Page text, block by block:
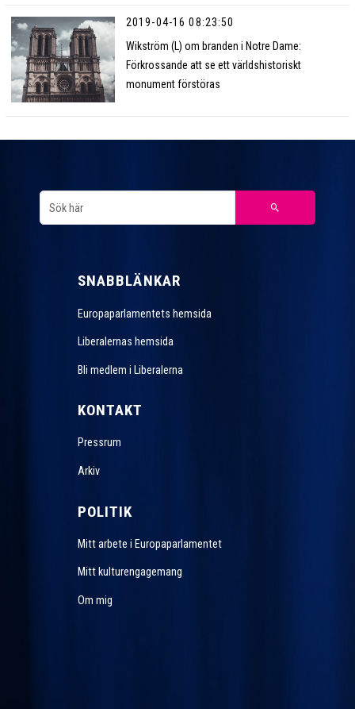
2019-04-16 08:23:50
Wikström (L) om branden i Notre Dame:
Förkrossande att se ett världshistoriskt
monument förstöras
SNABBLÄNKAR
Europaparlamentets hemsida
Liberalernas hemsida
Bli medlem i Liberalerna
KONTAKT
Pressrum
Arkiv
POLITIK
Mitt arbete i Europaparlamentet
Mitt kulturengagemang
Om mig